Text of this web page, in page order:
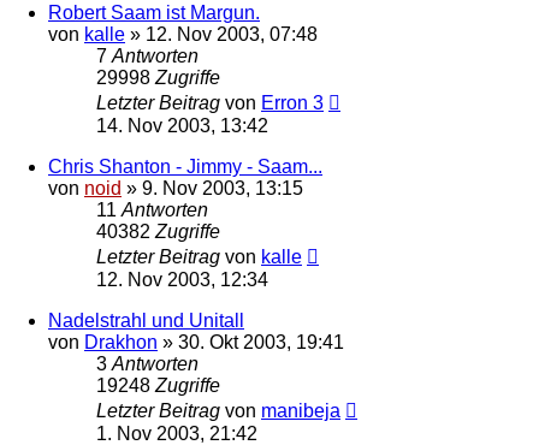
Robert Saam ist Margun.
von kalle » 12. Nov 2003, 07:48
7 Antworten
29998 Zugriffe
Letzter Beitrag von Erron 3
14. Nov 2003, 13:42
Chris Shanton - Jimmy - Saam...
von noid » 9. Nov 2003, 13:15
11 Antworten
40382 Zugriffe
Letzter Beitrag von kalle
12. Nov 2003, 12:34
Nadelstrahl und Unitall
von Drakhon » 30. Okt 2003, 19:41
3 Antworten
19248 Zugriffe
Letzter Beitrag von manibeja
1. Nov 2003, 21:42